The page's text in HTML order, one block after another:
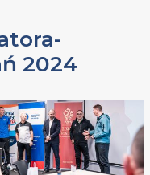
2024